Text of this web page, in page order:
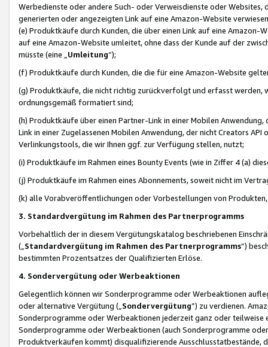
Werbedienste oder andere Such- oder Verweisdienste oder Websites,
generierten oder angezeigten Link auf eine Amazon-Website
(e) Produktkäufe durch Kunden, die über einen Link auf eine
auf eine Amazon-Website umleitet, ohne dass der Kunde auf der
müsste (eine „ Umleitung“);
(f) Produktkäufe durch Kunden, die die für eine Amazon-Website
(g) Produktkäufe, die nicht richtig zurückverfolgt und erfasst werden,
ordnungsgemäß formatiert sind;
(h) Produktkäufe über einen Partner-Link in einer Mobilen
Link in einer Zugelassenen Mobilen Anwendung, der nicht Creators
Verlinkungstools, die wir Ihnen ggf. zur Verfügung stellen, nutzt;
(i) Produktkäufe im Rahmen eines Bounty Events (wie in Ziffer 4 (a)
(j) Produktkäufe im Rahmen eines Abonnements, soweit nicht im
(k) alle Vorabveröffentlichungen oder Vorbestellungen von
3. Standardvergütung im Rahmen des Partnerprogramms
Vorbehaltlich der in diesem Vergütungskatalog beschriebenen
(„ Standardvergütung im Rahmen des Partnerprogramms“)
bestimmten Prozentsatzes der Qualifizierten Erlöse.
4. Sondervergütung oder Werbeaktionen
Gelegentlich können wir Sonderprogramme oder Werbeaktionen
oder alternative Vergütung („ Sondervergütung”) zu verdienen.
Sonderprogramme oder Werbeaktionen jederzeit ganz oder
Sonderprogramme oder Werbeaktionen (auch Sonderprogramme
Produktverkäufen kommt) disqualifizierende Ausschlusstatbestände,